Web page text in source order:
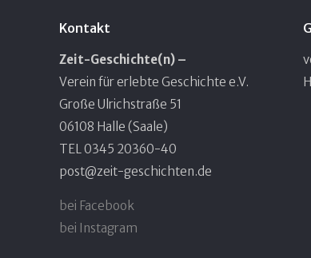
Kontakt
Zeit-Geschichte(n) –
Verein für erlebte Geschichte e.V.
Große Ulrichstraße 51
06108 Halle (Saale)
TEL 0345 20360-40
post@zeit-geschichten.de
bei Facebook
bei Instagram